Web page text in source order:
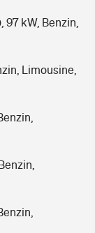
97 kW, Benzin,
Limousine,